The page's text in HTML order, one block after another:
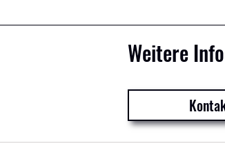
Weitere